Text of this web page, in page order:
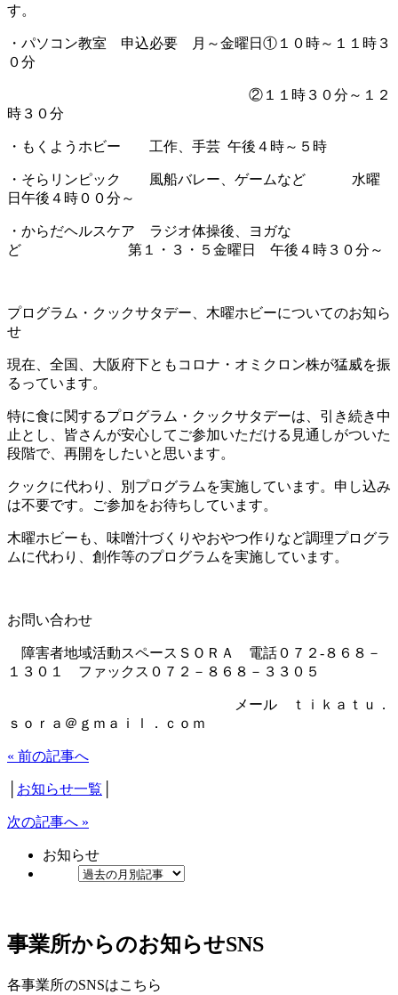
す。
・パソコン教室 申込必要 月～金曜日①１０時～１１時３
０分
②１１時３０分～１２
時３０分
・もくようホビー 工作、手芸 午後４時～５時
・そらリンピック 風船バレー、ゲームなど 水曜
日午後４時００分～
・からだヘルスケア ラジオ体操後、ヨガな
ど 第１・３・５金曜日 午後４時３０分～
プログラム・クックサタデー、木曜ホビーについてのお知ら
せ
現在、全国、大阪府下ともコロナ・オミクロン株が猛威を振
るっています。
特に食に関するプログラム・クックサタデーは、引き続き中
止とし、皆さんが安心してご参加いただける見通しがついた
段階で、再開をしたいと思います。
クックに代わり、別プログラムを実施しています。申し込み
は不要です。ご参加をお待ちしています。
木曜ホビーも、味噌汁づくりやおやつ作りなど調理プログラ
ムに代わり、創作等のプログラムを実施しています。
お問い合わせ
障害者地域活動スペースＳＯＲＡ 電話０７２-８６８－
１３０１ ファックス０７２－８６８－３３０５
メール ｔｉｋａｔｕ．
ｓｏｒａ＠ｇｍａｉｌ．ｃｏｍ
« 前の記事へ
お知らせ一覧
次の記事へ »
お知らせ
事業所からのお知らせSNS
各事業所のSNSはこちら